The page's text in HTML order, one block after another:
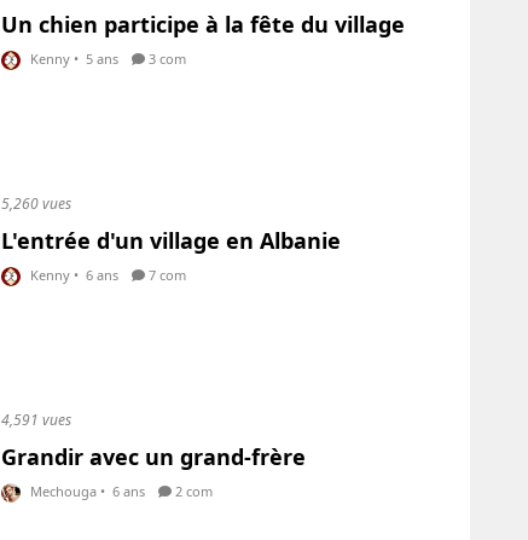
Un chien participe à la fête du village
Kenny • 5 ans 3 com
5,260 vues
L'entrée d'un village en Albanie
Kenny • 6 ans 7 com
4,591 vues
Grandir avec un grand-frère
Mechouga • 6 ans 2 com